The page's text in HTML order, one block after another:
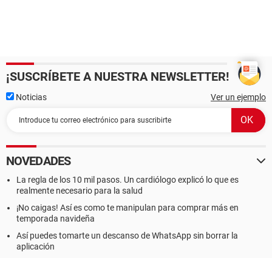
¡SUSCRÍBETE A NUESTRA NEWSLETTER!
Noticias Ver un ejemplo
NOVEDADES
La regla de los 10 mil pasos. Un cardiólogo explicó lo que es
realmente necesario para la salud
¡No caigas! Así es como te manipulan para comprar más en
temporada navideña
Así puedes tomarte un descanso de WhatsApp sin borrar la
aplicación